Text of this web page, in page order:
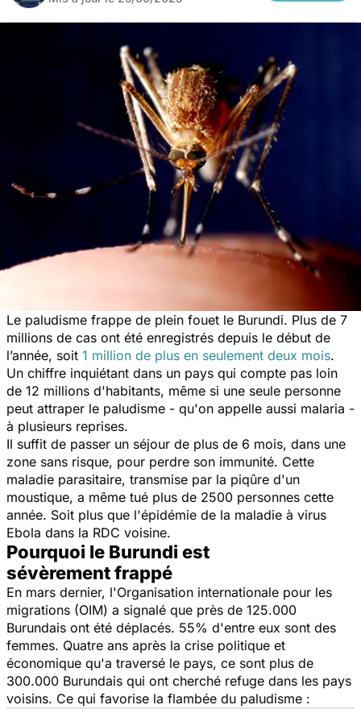
Le paludisme frappe de plein fouet le Burundi. Plus de 7
millions de cas ont été enregistrés depuis le début de
l’année, soit 1 million de plus en seulement deux mois.
Un chiffre inquiétant dans un pays qui compte pas loin
de 12 millions d'habitants, même si une seule personne
peut attraper le paludisme - qu'on appelle aussi malaria -
à plusieurs reprises.
Il suffit de passer un séjour de plus de 6 mois, dans une
zone sans risque, pour perdre son immunité. Cette
maladie parasitaire, transmise par la piqûre d'un
moustique, a même tué plus de 2500 personnes cette
année. Soit plus que l'épidémie de la maladie à virus
Ebola dans la RDC voisine.
Pourquoi le Burundi est
sévèrement frappé
En mars dernier, l'Organisation internationale pour les
migrations (OIM) a signalé que près de 125.000
Burundais ont été déplacés. 55% d'entre eux sont des
femmes. Quatre ans après la crise politique et
économique qu'a traversé le pays, ce sont plus de
300.000 Burundais qui ont cherché refuge dans les pays
voisins. Ce qui favorise la flambée du paludisme :